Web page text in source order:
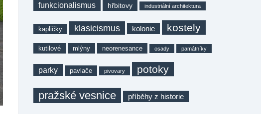
funkcionalismus hřbitovy industriální architektura
kapličky klasicismus kolonie kostely
kutilové mlýny neorenesance osady památníky
parky pavlače pivovary potoky
pražské vesnice příběhy z historie